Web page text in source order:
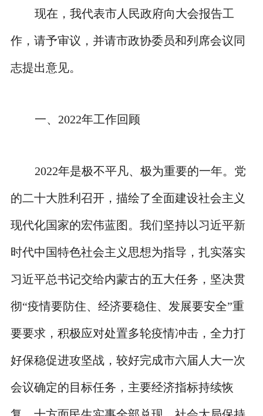
现在，我代表市人民政府向大会报告工
作，请予审议，并请市政协委员和列席会议同
志提出意见。
一、2022年工作回顾
2022年是极不平凡、极为重要的一年。党
的二十大胜利召开，描绘了全面建设社会主义
现代化国家的宏伟蓝图。我们坚持以习近平新
时代中国特色社会主义思想为指导，扎实落实
习近平总书记交给内蒙古的五大任务，坚决贯
彻“疫情要防住、经济要稳住、发展要安全”重
要要求，积极应对处置多轮疫情冲击，全力打
好保稳促进攻坚战，较好完成市六届人大一次
会议确定的目标任务，主要经济指标持续恢